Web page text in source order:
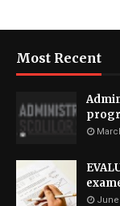
Most Recent
June